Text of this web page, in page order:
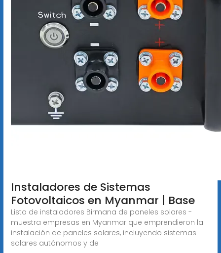
Instaladores de Sistemas
Fotovoltaicos en Myanmar | Base
Lista de instaladores Birmana de paneles solares -
muestra empresas en Myanmar que emprendieron la
instalación de paneles solares, incluyendo sistemas
solares autónomos y de